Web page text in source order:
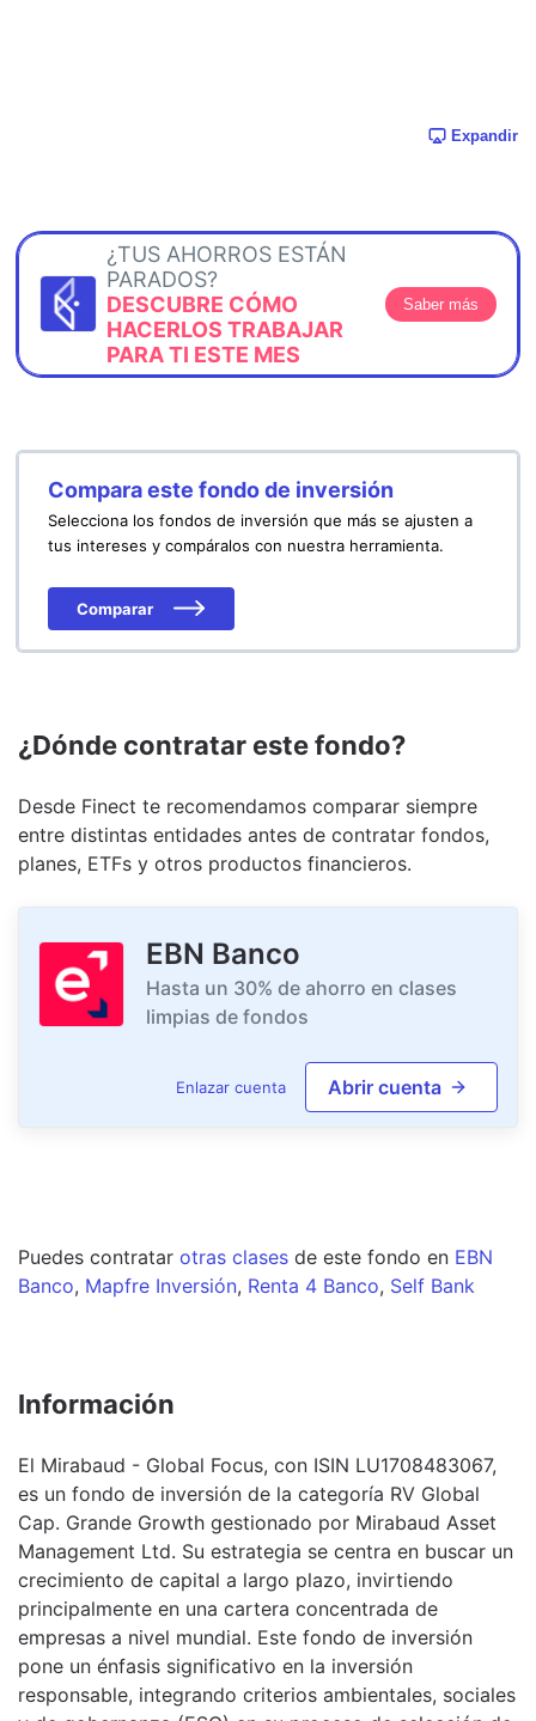
Expandir
¿TUS AHORROS ESTÁN
PARADOS?
DESCUBRE CÓMO
HACERLOS TRABAJAR
PARA TI ESTE MES
Saber más
Compara este fondo de inversión
Selecciona los fondos de inversión que más se ajusten a
tus intereses y compáralos con nuestra herramienta.
Comparar
¿Dónde contratar este fondo?
Desde Finect te recomendamos comparar siempre
entre distintas entidades antes de contratar fondos,
planes, ETFs y otros productos financieros.
EBN Banco
Hasta un 30% de ahorro en clases
limpias de fondos
Enlazar cuenta Abrir cuenta
Puedes contratar otras clases de este fondo en EBN
Banco, Mapfre Inversión, Renta 4 Banco, Self Bank
Información
El Mirabaud - Global Focus, con ISIN LU1708483067,
es un fondo de inversión de la categoría RV Global
Cap. Grande Growth gestionado por Mirabaud Asset
Management Ltd. Su estrategia se centra en buscar un
crecimiento de capital a largo plazo, invirtiendo
principalmente en una cartera concentrada de
empresas a nivel mundial. Este fondo de inversión
pone un énfasis significativo en la inversión
responsable, integrando criterios ambientales, sociales